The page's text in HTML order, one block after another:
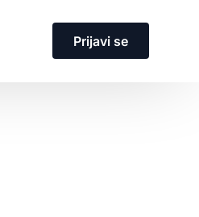
Prijavi se